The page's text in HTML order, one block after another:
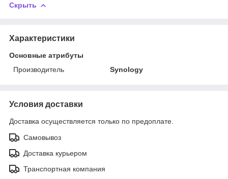
Скрыть
Характеристики
Основные атрибуты
Производитель
Synology
Условия доставки
Доставка осуществляется только по предоплате.
Самовывоз
Доставка курьером
Транспортная компания